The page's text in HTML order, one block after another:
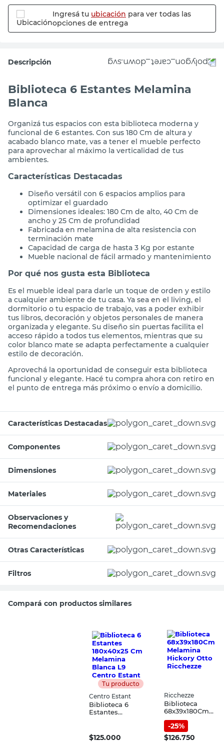
Ingresá tu ubicación para ver todas las
opciones de entrega
Descripción
Biblioteca 6 Estantes Melamina
Blanca
Organizá tus espacios con esta biblioteca moderna y
funcional de 6 estantes. Con sus 180 Cm de altura y
acabado blanco mate, vas a tener el mueble perfecto
para aprovechar al máximo la verticalidad de tus
ambientes.
Características Destacadas
Diseño versátil con 6 espacios amplios para
optimizar el guardado
Dimensiones ideales: 180 Cm de alto, 40 Cm de
ancho y 25 Cm de profundidad
Fabricada en melamina de alta resistencia con
terminación mate
Capacidad de carga de hasta 3 Kg por estante
Mueble nacional de fácil armado y mantenimiento
Por qué nos gusta esta Biblioteca
Es el mueble ideal para darle un toque de orden y estilo
a cualquier ambiente de tu casa. Ya sea en el living, el
dormitorio o tu espacio de trabajo, vas a poder exhibir
tus libros, decoración y objetos personales de manera
organizada y elegante. Su diseño sin puertas facilita el
acceso rápido a todos tus elementos, mientras que su
color blanco mate se adapta perfectamente a cualquier
estilo de decoración.
Aprovechá la oportunidad de conseguir esta biblioteca
funcional y elegante. Hacé tu compra ahora con retiro en
el punto de entrega más próximo o envío a domicilio.
Características Destacadas
Componentes
Dimensiones
Materiales
Observaciones y
Recomendaciones
Otras Características
Filtros
Compará con productos similares
Tu producto
Centro Estant
Biblioteca 6
Estantes
L9 Centro Estant
$125.000
Ricchezze
Biblioteca
68x39x180Cm
Melamina Hickory
Otto Ricchezze
-25%
$126.750